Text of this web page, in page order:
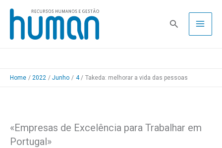
Skip
content
Pesquisa
Home 2022 Junho 4 Takeda: melhorar a vida das pessoas
«Empresas de Excelência para Trabalhar em
Portugal»